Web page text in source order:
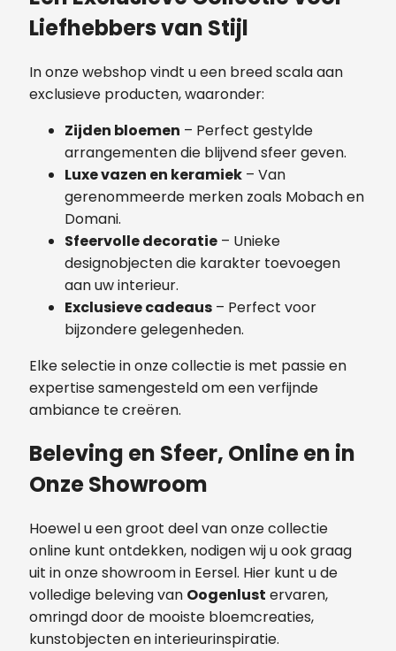
Liefhebbers van Stijl
In onze webshop vindt u een breed scala aan
exclusieve producten, waaronder:
Zijden bloemen – Perfect gestylde
arrangementen die blijvend sfeer geven.
Luxe vazen en keramiek – Van
gerenommeerde merken zoals Mobach en
Domani.
Sfeervolle decoratie – Unieke
designobjecten die karakter toevoegen
aan uw interieur.
Exclusieve cadeaus – Perfect voor
bijzondere gelegenheden.
Elke selectie in onze collectie is met passie en
expertise samengesteld om een verfijnde
ambiance te creëren.
Beleving en Sfeer, Online en in
Onze Showroom
Hoewel u een groot deel van onze collectie
online kunt ontdekken, nodigen wij u ook graag
uit in onze showroom in Eersel. Hier kunt u de
volledige beleving van Oogenlust ervaren,
omringd door de mooiste bloemcreaties,
kunstobjecten en interieurinspiratie.